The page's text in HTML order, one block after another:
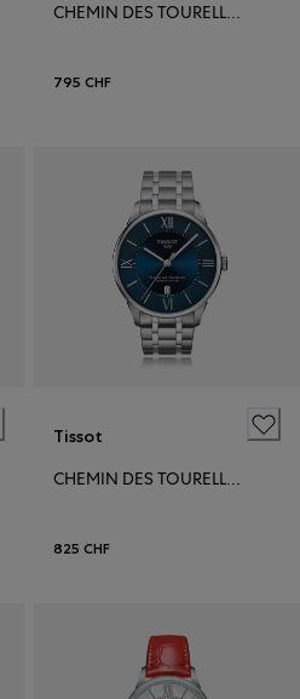
CHEMIN DES TOURELLES POWERMATIC 80 42MM
795 CHF
Tissot
825 CHF